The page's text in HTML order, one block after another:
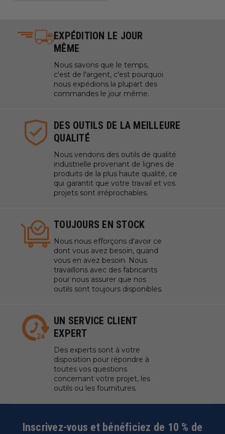
EXPÉDITION LE JOUR
MÊME
Nous savons que le temps,
c'est de l'argent, c'est pourquoi
nous expédions la plupart des
commandes le jour même.
DES OUTILS DE LA MEILLEURE
QUALITÉ
Nous vendons des outils de qualité
industrielle provenant de lignes de
produits de la plus haute qualité, ce
qui garantit que votre travail et vos
projets sont irréprochables.
TOUJOURS EN STOCK
Nous nous efforçons d'avoir ce
dont vous avez besoin, quand
vous en avez besoin. Nous
travaillons avec des fabricants
pour nous assurer que nos
outils sont toujours disponibles.
UN SERVICE CLIENT
EXPERT
Des experts sont à votre
disposition pour répondre à
toutes vos questions
concernant votre projet, les
outils ou les fournitures.
Inscrivez-vous et bénéficiez de 10 % de